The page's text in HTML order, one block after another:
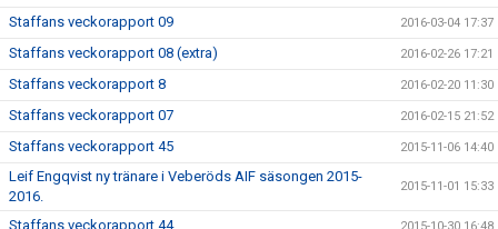
Staffans veckorapport 09 2016-03-04 17:37
Staffans veckorapport 08 (extra) 2016-02-26 17:21
Staffans veckorapport 8 2016-02-20 11:30
Staffans veckorapport 07 2016-02-15 21:52
Staffans veckorapport 45 2015-11-06 14:40
Leif Engqvist ny tränare i Veberöds AIF säsongen 2015-
2016.
2015-11-01 15:33
Staffans veckorapport 44